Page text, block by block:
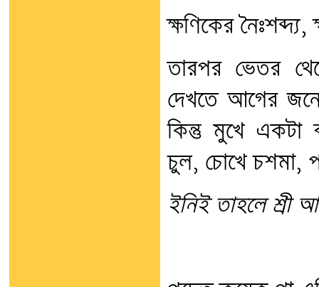
ক্ষণিকের
তারপর ভেতর
দেখতে আগের
কিন্তু মুখে একটা
চুল, চোখে চশমা,
ইনিই তাহলে শ্রী